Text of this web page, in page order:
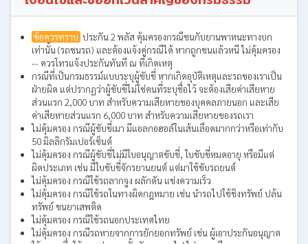
ข้อควรทราบ ประกัน 2 พลัส คุ้มครองกรณีชนกับยานพาหนะทางบก
เท่านั้น (รถชนรถ) และต้องแจ้งคู่กรณีได้ หากถูกชนแล้วหนี ไม่คุ้มครอง
-- ควรโทรแจ้งประกันทันที ณ ที่เกิดเหตุ
กรณีที่เป็นกรมธรรม์แบบระบุผู้ขับขี่ หากเกิดอุบัติเหตุและรถของเราเป็น
ฝ่ายผิด แต่ปรากฏว่าผู้ขับขี่ไม่ใช่คนที่ระบุชื่อไว้ จะต้องเสียค่าเสียหาย
ส่วนแรก 2,000 บาท สำหรับความเสียหายของบุคคลภายนอก และเสีย
ค่าเสียหายส่วนแรก 6,000 บาท สำหรับความเสียหายของรถเรา
ไม่คุ้มครอง กรณีผู้ขับขี่เมา มีแอลกอฮอล์ในเส้นเลือดมากกว่าหรือเท่ากับ
50 มิลลิกรัมเปอร์เซ็นต์
ไม่คุ้มครอง กรณีผู้ขับขี่ไม่มีใบอนุญาตขับขี่, ใบขับขี่หมดอายุ หรือมีแต่
ผิดประเภท เช่น มีใบขับขี่จักรยานยนต์ แต่มาใช้ขับรถยนต์
ไม่คุ้มครอง กรณีใช้รถลากจูง ผลักดัน แข่งความเร็ว
ไม่คุ้มครอง กรณีใช้รถในทางผิดกฎหมาย เช่น นำรถไปใช้ชิงทรัพย์ ปล้น
ทรัพย์ ขนยาเสพติด
ไม่คุ้มครอง กรณีใช้รถนอกประเทศไทย
ไม่คุ้มครอง กรณีรถหายจากการยักยอกทรัพย์ เช่น ผู้เอาประกันอนุญาต